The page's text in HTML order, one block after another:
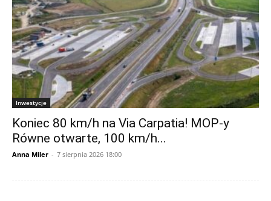
Inwestycje
Koniec 80 km/h na Via Carpatia! MOP-y
Równe otwarte, 100 km/h...
Anna Miler - 7 sierpnia 2026 18:00